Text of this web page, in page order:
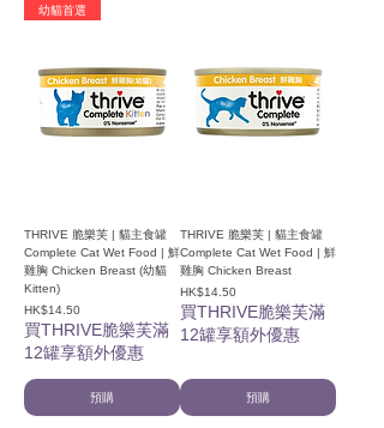
幼貓首選
THRIVE 脆樂芙 | 貓主食罐
Complete Cat Wet Food | 鮮
雞胸 Chicken Breast (幼貓
Kitten)
價格
HK$14.50
買THRIVE脆樂芙滿
12罐享額外優惠
預購
THRIVE 脆樂芙 | 貓主食罐
Complete Cat Wet Food | 鮮
雞胸 Chicken Breast
價格
HK$14.50
買THRIVE脆樂芙滿
12罐享額外優惠
預購